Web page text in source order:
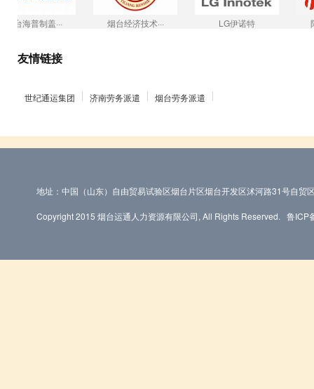
制盖··· 烟台经济技术··· LG伊诺特 阳光海
友情链接
世纪通运集团 济南劳务派遣 烟台劳务派遣
地址：中国（山东）自由贸易试验区烟台片区烟台开发区沭河路31号自贸
Copyright 2015 烟台运通人力资源有限公司, All Rights Reserved. 鲁ICP